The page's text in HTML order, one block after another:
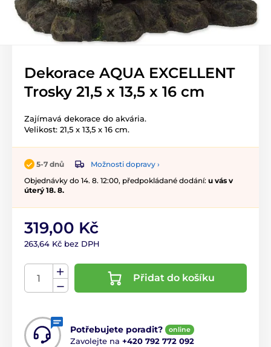
Dekorace AQUA EXCELLENT
Trosky 21,5 x 13,5 x 16 cm
Zajímavá dekorace do akvária.
Velikost: 21,5 x 13,5 x 16 cm.
5-7 dnů
Možnosti dopravy ›
Objednávky do 14. 8. 12:00, předpokládané dodání: u vás v
úterý 18. 8.
319,00 Kč
263,64 Kč bez DPH
Přidat do košíku
Potřebujete poradit? online
Zavolejte na +420 792 772 092